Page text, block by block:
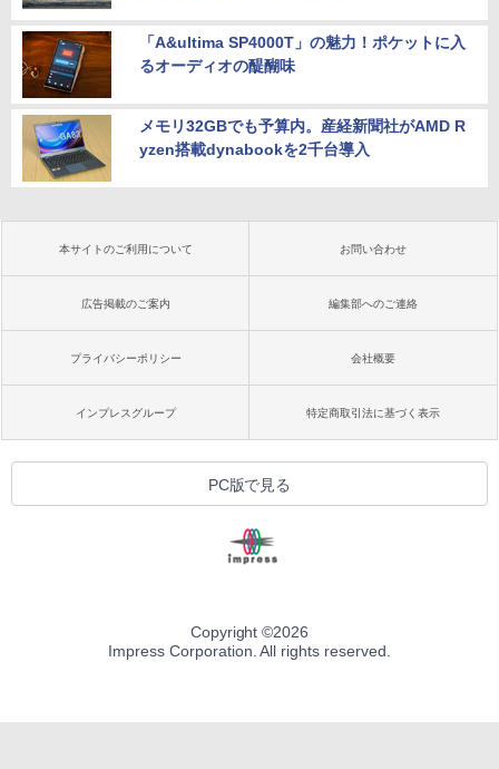
「A&ultima SP4000T」の魅力！ポケットに入
るオーディオの醍醐味
メモリ32GBでも予算内。産経新聞社がAMD R
yzen搭載dynabookを2千台導入
本サイトのご利用について お問い合わせ
広告掲載のご案内 編集部へのご連絡
プライバシーポリシー 会社概要
インプレスグループ 特定商取引法に基づく表示
PC版で見る
Copyright ©2026
Impress Corporation. All rights reserved.